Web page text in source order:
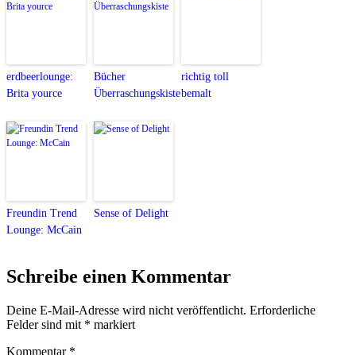
erdbeerlounge:
Brita yource
Bücher
Überraschungskiste
richtig toll
bemalt
Freundin Trend
Lounge: McCain
Sense of Delight
Schreibe einen Kommentar
Deine E-Mail-Adresse wird nicht veröffentlicht. Erforderliche
Felder sind mit * markiert
Kommentar *